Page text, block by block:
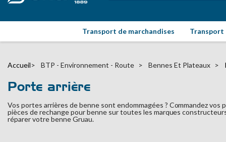
Transport de marchandises Transport
Accueil BTP - Environnement - Route Bennes Et Plateaux
Porte arrière
Vos portes arrières de benne sont endommagées ? Commandez
pièces de rechange pour benne sur toutes les marques
réparer votre benne Gruau.